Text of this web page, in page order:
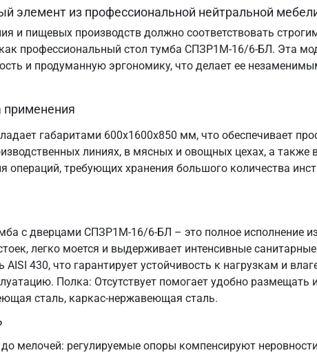
из профессиональной нейтральной
и пищевых производств должно соответствовать
профессиональный стол тумба СПЗР1М-16/6-БЛ. Эта
и продуманную эргономику, что делает ее
габаритами 600х1600х850 мм, что обеспечивает
линиях, в мясных и овощных цехах, а также
операций, требующих хранения большого количества
с дверцами СПЗР1М-16/6-БЛ – это полное исполнение
легко моется и выдерживает интенсивные
430, что гарантирует устойчивость к нагрузкам и
Полка: Отсутствует помогает удобно размещать
сталь, каркас-нержавеющая сталь.
мелочей: регулируемые опоры компенсируют